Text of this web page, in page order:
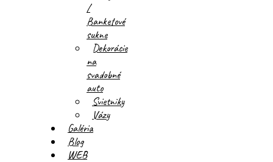
/
Banketové
sukne
Dekorácie
na
svadobné
auto
Svietniky
Vázy
Galéria
Blog
WEB